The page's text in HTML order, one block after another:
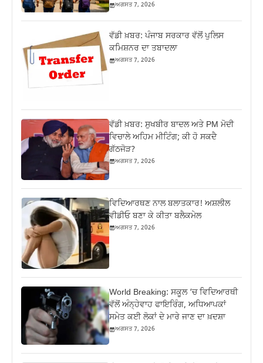
ਅਗਸਤ 7, 2026
ਵੱਡੀ ਖ਼ਬਰ: ਪੰਜਾਬ ਸਰਕਾਰ ਵੱਲੋਂ ਪੁਲਿਸ
ਕਮਿਸ਼ਨਰ ਦਾ ਤਬਾਦਲਾ
ਅਗਸਤ 7, 2026
ਵੱਡੀ ਖ਼ਬਰ: ਸੁਖਬੀਰ ਬਾਦਲ ਅਤੇ PM ਮੋਦੀ
ਵਿਚਾਲੇ ਅਹਿਮ ਮੀਟਿੰਗ; ਕੀ ਹੋ ਸਕਦੈ
ਗੱਠਜੋੜ?
ਅਗਸਤ 7, 2026
ਵਿਦਿਆਰਥਣ ਨਾਲ ਬਲਾਤਕਾਰ! ਅਸ਼ਲੀਲ
ਵੀਡੀਓ ਬਣਾ ਕੇ ਕੀਤਾ ਬਲੈਕਮੇਲ
ਅਗਸਤ 7, 2026
World Breaking: ਸਕੂਲ ‘ਚ ਵਿਦਿਆਰਥੀ
ਵੱਲੋਂ ਅੰਨ੍ਹੇਵਾਹ ਫਾਇਰਿੰਗ, ਅਧਿਆਪਕਾਂ
ਸਮੇਤ ਕਈ ਲੋਕਾਂ ਦੇ ਮਾਰੇ ਜਾਣ ਦਾ ਖ਼ਦਸ਼ਾ
ਅਗਸਤ 7, 2026